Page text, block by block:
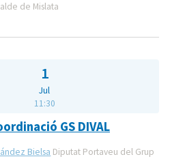
de Mislata
1
Jul
11:30
GS DIVAL
Bielsa Diputat Portaveu del Grup